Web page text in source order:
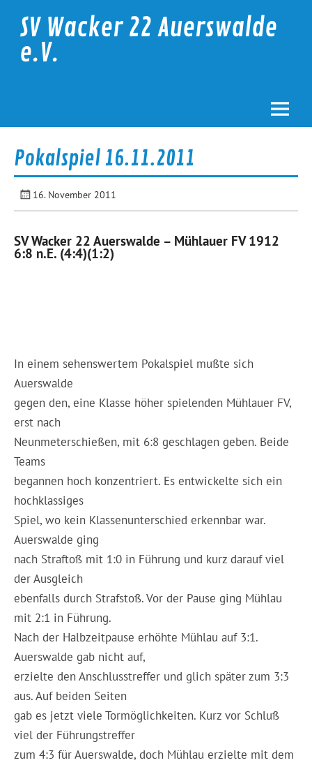
contentSV Wacker 22 Auerswalde
e.V.
Pokalspiel 16.11.2011
16. November 2011
SV Wacker 22 Auerswalde – Mühlauer FV 1912
6:8 n.E. (4:4)(1:2)
In einem sehenswertem Pokalspiel mußte sich
Auerswalde
gegen den, eine Klasse höher spielenden Mühlauer FV,
erst nach
Neunmeterschießen, mit 6:8 geschlagen geben. Beide
Teams
begannen hoch konzentriert. Es entwickelte sich ein
hochklassiges
Spiel, wo kein Klassenunterschied erkennbar war.
Auerswalde ging
nach Straftoß mit 1:0 in Führung und kurz darauf viel
der Ausgleich
ebenfalls durch Strafstoß. Vor der Pause ging Mühlau
mit 2:1 in Führung.
Nach der Halbzeitpause erhöhte Mühlau auf 3:1.
Auerswalde gab nicht auf,
erzielte den Anschlusstreffer und glich später zum 3:3
aus. Auf beiden Seiten
gab es jetzt viele Tormöglichkeiten. Kurz vor Schluß
viel der Führungstreffer
zum 4:3 für Auerswalde, doch Mühlau erzielte mit dem